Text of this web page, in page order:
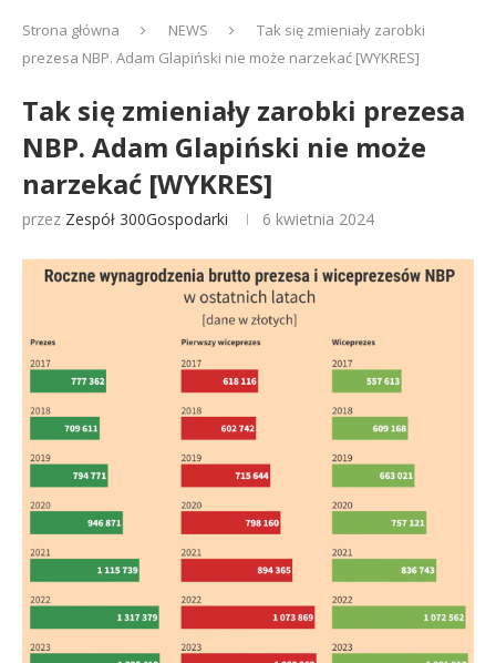
Strona główna NEWS
Tak się zmieniały zarobki
prezesa NBP. Adam Glapiński nie może narzekać [WYKRES]
Tak się zmieniały zarobki prezesa
NBP. Adam Glapiński nie może
narzekać [WYKRES]
przez Zespół 300Gospodarki 6 kwietnia 2024